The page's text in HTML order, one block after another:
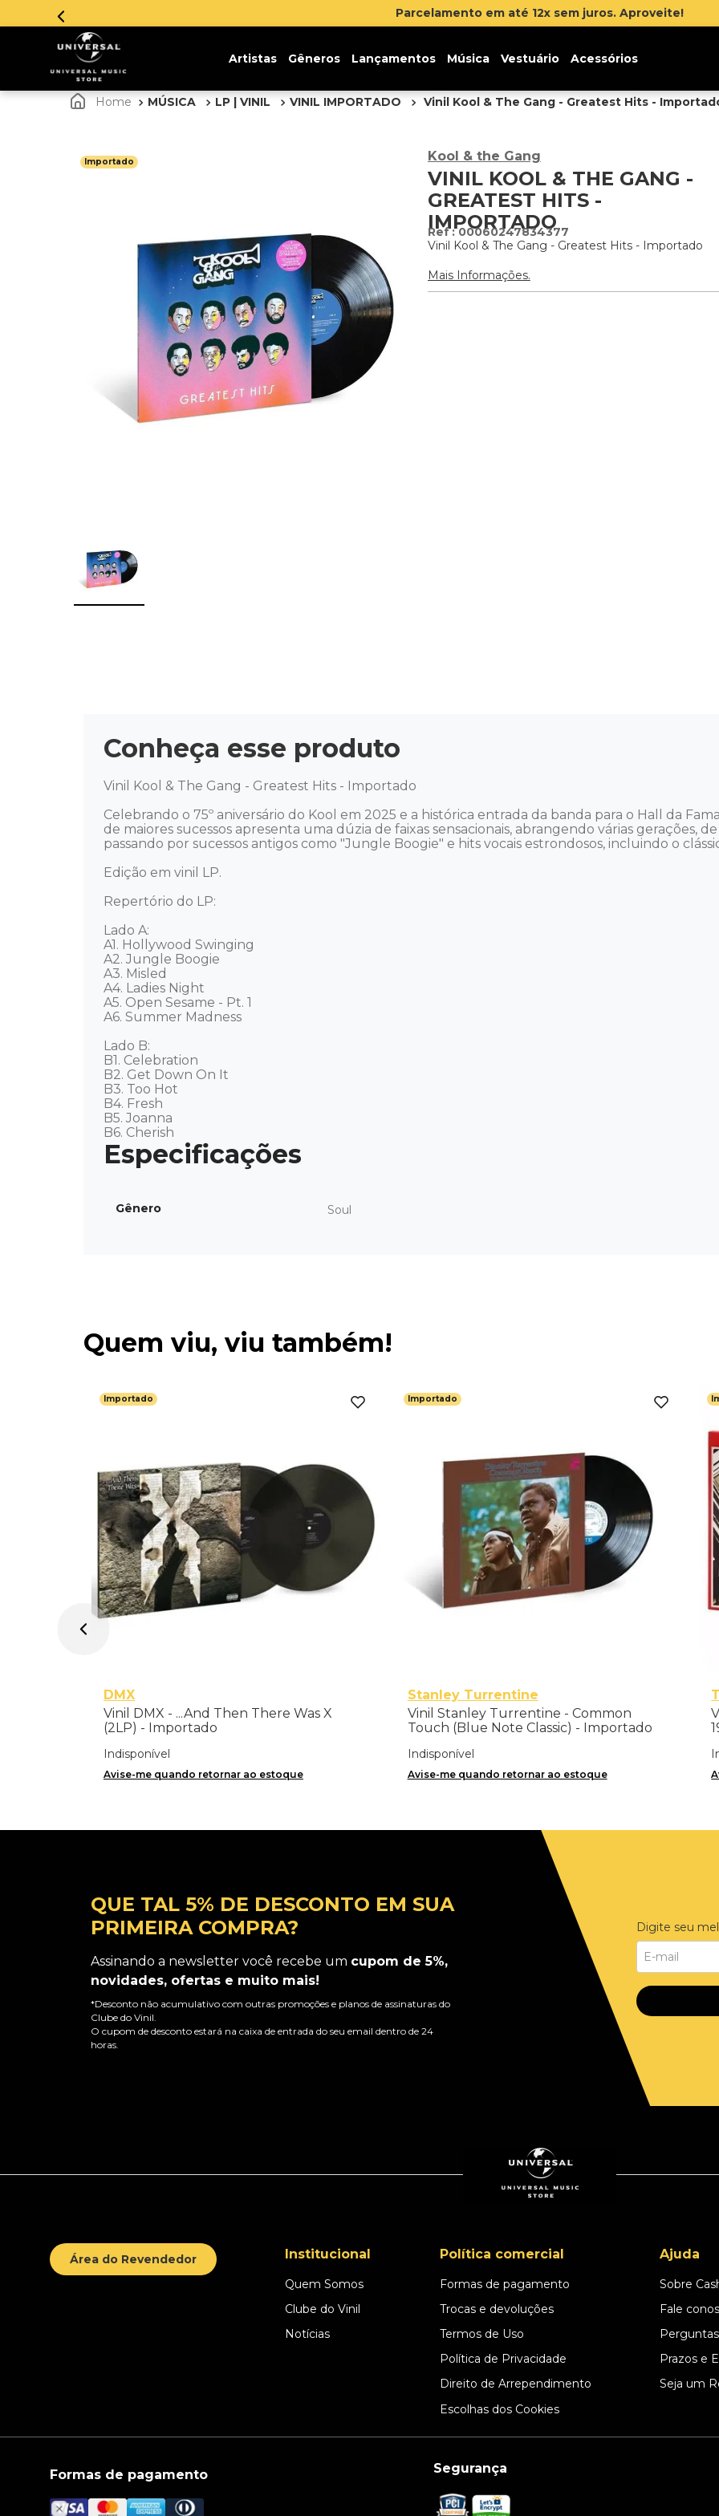
Parcelamento em até 12x sem juros. Aproveite!
Artistas Gêneros Lançamentos Música Vestuário Acessórios
MÚSICA LP | VINIL VINIL IMPORTADO Vinil Kool & The Gang - Greatest Hits -
Importado Kool & the Gang
VINIL KOOL & THE GANG -
GREATEST HITS -
IMPORTADO
:00060247834377
Vinil Kool & The Gang - Greatest Hits - Importado
Mais Informações.
Conheça esse produto
Vinil Kool & The Gang - Greatest Hits - Importado
Celebrando o 75º aniversário do Kool em 2025 e a histórica entrada da banda para o Hall da
de maiores sucessos apresenta uma dúzia de faixas sensacionais, abrangendo várias gerações,
passando por sucessos antigos como "Jungle Boogie" e hits vocais estrondosos, incluindo o
Edição em vinil LP.
Repertório do LP:
Lado A:
A1. Hollywood Swinging
A2. Jungle Boogie
A3. Misled
A4. Ladies Night
A5. Open Sesame - Pt. 1
A6. Summer Madness
Lado B:
B1. Celebration
B2. Get Down On It
B3. Too Hot
B4. Fresh
B5. Joanna
B6. Cherish
Gênero Soul
Quem viu, viu também!
Importado
DMX
Vinil DMX - ...And Then There Was X
(2LP) - Importado
Indisponível
Avise-me quando retornar ao estoque
Importado
Stanley Turrentine
Vinil Stanley Turrentine - Common
Touch (Blue Note Classic) - Importado
Indisponível
Avise-me quando retornar ao estoque
QUE TAL 5% DE DESCONTO EM SUA
PRIMEIRA COMPRA?
Assinando a newsletter você recebe um cupom de 5%,
novidades, ofertas e muito mais!
*Desconto não acumulativo com outras promoções e planos de assinaturas do
Clube do Vinil.
O cupom de desconto estará na caixa de entrada do seu email dentro de 24
horas.
Digite seu
Área do Revendedor Institucional
Quem Somos
Clube do Vinil
Notícias
Política comercial
Formas de pagamento
Trocas e devoluções
Termos de Uso
Política de Privacidade
Direito de Arrependimento
Escolhas dos Cookies
Ajuda
Sobre
Fale
Prazos e
Seja um
Formas de pagamento Segurança